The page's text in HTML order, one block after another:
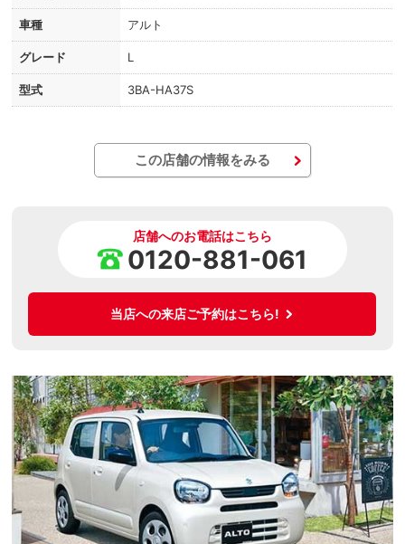
車種 アルト
グレード L
型式 3BA-HA37S
この店舗の情報をみる
店舗へのお電話はこちら
0120-881-061
当店への来店ご予約はこちら!